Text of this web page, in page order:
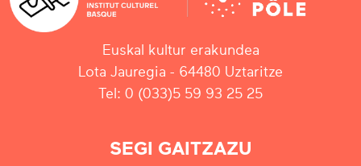
Euskal kultur erakundea
Lota Jauregia - 64480 Uztaritze
Tel: 0 (033)5 59 93 25 25
SEGI GAITZAZU